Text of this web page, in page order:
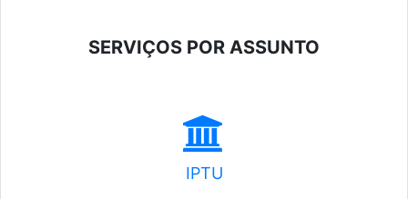
SERVIÇOS POR ASSUNTO
IPTU